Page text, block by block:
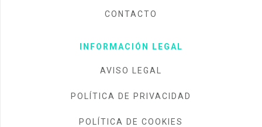
CONTACTO
INFORMACIÓN LEGAL
AVISO LEGAL
POLÍTICA DE PRIVACIDAD
POLÍTICA DE COOKIES